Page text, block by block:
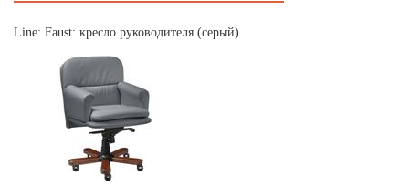
Line: Faust: кресло руководителя (серый)